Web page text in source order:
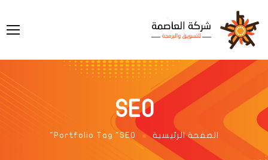
SEO
الصفحة الرئيسية Portfolio Tag "SEO"